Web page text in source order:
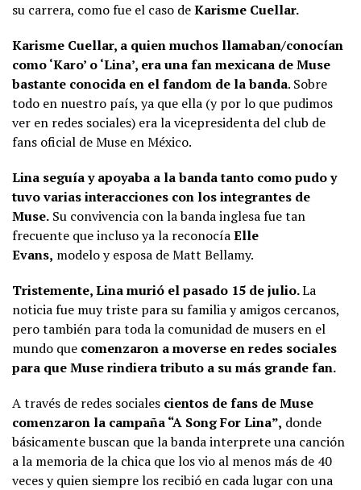
su carrera, como fue el caso deKarisme Cuellar.
Karisme Cuellar, a quien muchos llamaban/conocían
como ‘Karo’ o ‘Lina’, era una fan mexicana de Muse
bastante conocida en el fandom de la banda. Sobre
todo en nuestro país, ya que ella (y por lo que pudimos
ver en redes sociales) era la vicepresidenta del club de
fans oficial de Muse en México.
Lina seguía y apoyaba a la banda tanto como pudo y
tuvo varias interacciones con los integrantes de
Muse. Su convivencia con la banda inglesa fue tan
frecuente que incluso ya la reconocíaElle
Evans, modelo y esposa de Matt Bellamy.
Tristemente, Lina murió el pasado 15 de julio.La
noticia fue muy triste para su familia y amigos cercanos,
pero también para toda la comunidad de musers en el
mundo que comenzaron a moverse en redes sociales
para que Muse rindiera tributo a su más grande fan.
A través de redes sociales cientos de fans de Muse
comenzaron la campaña “A Song For Lina”, donde
básicamente buscan que la banda interprete una canción
a la memoria de la chica que los vio al menos más de 40
veces y quien siempre los recibió en cada lugar con una